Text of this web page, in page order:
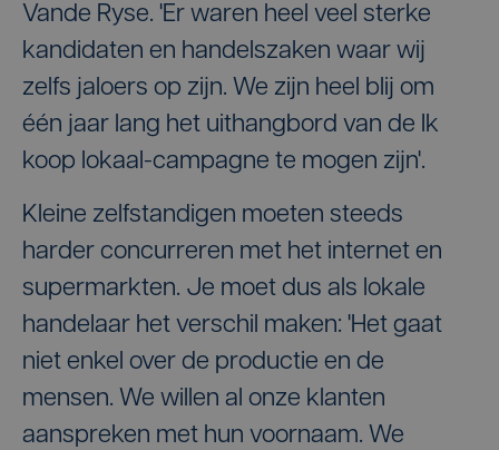
Vande Ryse. 'Er waren heel veel sterke
kandidaten en handelszaken waar wij
zelfs jaloers op zijn. We zijn heel blij om
één jaar lang het uithangbord van de Ik
koop lokaal-campagne te mogen zijn'.
Kleine zelfstandigen moeten steeds
harder concurreren met het internet en
supermarkten. Je moet dus als lokale
handelaar het verschil maken: 'Het gaat
niet enkel over de productie en de
mensen. We willen al onze klanten
aanspreken met hun voornaam. We